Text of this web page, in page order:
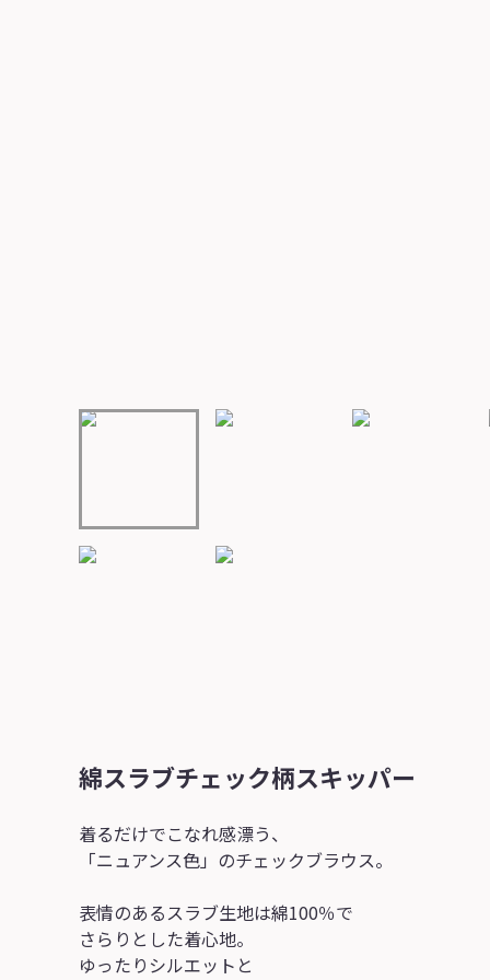
綿スラブチェック柄スキッパー
着るだけでこなれ感漂う、
「ニュアンス色」のチェックブラウス。
表情のあるスラブ生地は綿100％で
さらりとした着心地。
ゆったりシルエットと